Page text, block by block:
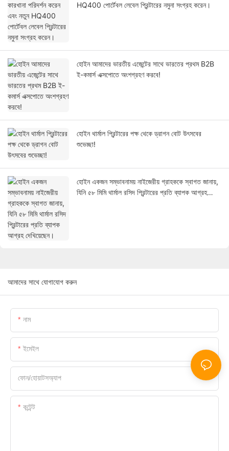
HQ400 পোর্টেবল লেবেল প্রিন্টারের নমুনা সংগ্রহ করেন।
হোইন আমাদের ভারতীয় এজেন্টের সাথে ভারতের প্রথম B2B
ই-কমার্স এক্সপোতে অংশগ্রহণ করবে!
হোইন থার্মাল প্রিন্টারের পক্ষ থেকে ড্রাগন বোট উৎসবের
শুভেচ্ছা!
হোইন একজন সম্ভাবনাময় নাইজেরীয় গ্রাহককে স্বাগত জানায়,
যিনি ৫৮ মিমি থার্মাল রসিদ প্রিন্টারের প্রতি ব্যাপক আগ্রহ
আমাদের সাথে যোগাযোগ করুন
নাম
ইমেইল
ফোন/হোয়াটসঅ্যাপ
কন্টেন্ট